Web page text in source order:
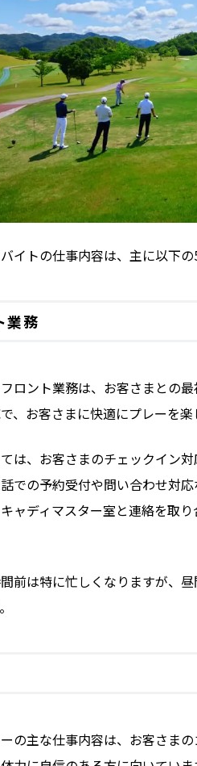
イトの仕事内容は、主に以下
業務
ロント業務は、お客さまとの
、お客さまに快適にプレーを楽
は、お客さまのチェックイン
での予約受付や問い合わせ対
ャディマスター室と連絡を取
前は特に忙しくなりますが、
の主な仕事内容は、お客さま